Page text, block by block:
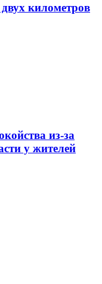
километров
из-за
у жителей